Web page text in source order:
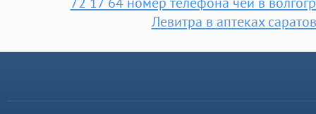
Левитра в аптеках